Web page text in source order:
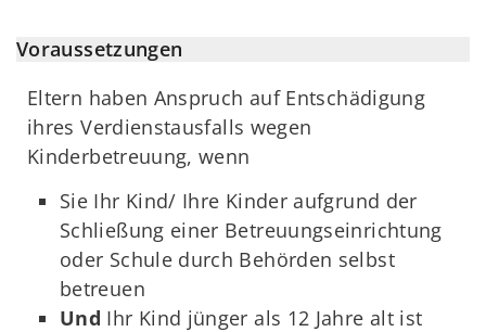
Voraussetzungen
Eltern haben Anspruch auf Entschädigung
ihres Verdienstausfalls wegen
Kinderbetreuung, wenn
Sie Ihr Kind/ Ihre Kinder aufgrund der
Schließung einer Betreuungseinrichtung
oder Schule durch Behörden selbst
betreuen
Und Ihr Kind jünger als 12 Jahre alt ist